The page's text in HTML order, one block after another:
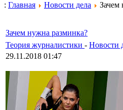
: Главная Новости дела Зачем
Зачем нужна разминка?
Теория журналистики - Новости
29.11.2018 01:47